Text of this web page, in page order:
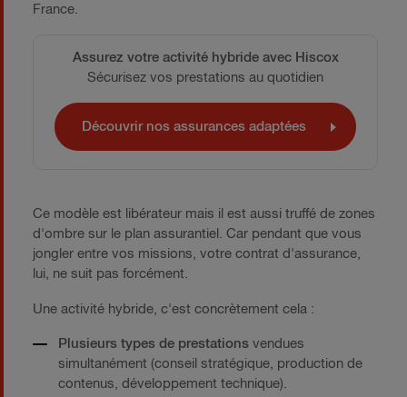
France.
Assurez votre activité hybride avec Hiscox
Sécurisez vos prestations au quotidien
Découvrir nos assurances adaptées
Ce modèle est libérateur mais il est aussi truffé de zones
d'ombre sur le plan assurantiel. Car pendant que vous
jongler entre vos missions, votre contrat d'assurance,
lui, ne suit pas forcément.
Une activité hybride, c'est concrètement cela :
Plusieurs types de prestations vendues
simultanément (conseil stratégique, production de
contenus, développement technique).